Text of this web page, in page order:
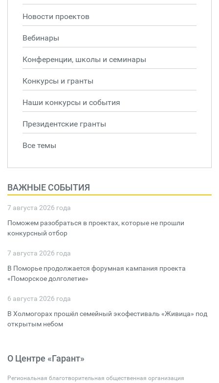
Новости проектов
Вебинары
Конференции, школы и семинары
Конкурсы и гранты
Наши конкурсы и события
Президентские гранты
Все темы
ВАЖНЫЕ СОБЫТИЯ
7 августа 2026 года
Поможем разобраться в проектах, которые не прошли
конкурсный отбор
7 августа 2026 года
В Поморье продолжается форумная кампания проекта
«Поморское долголетие»
6 августа 2026 года
В Холмогорах прошёл семейный экофестиваль «Живица» под
открытым небом
О Центре «Гарант»
Региональная благотворительная общественная организация